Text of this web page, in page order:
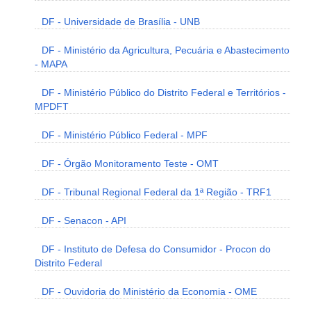
DF - Universidade de Brasília - UNB
DF - Ministério da Agricultura, Pecuária e Abastecimento
- MAPA
DF - Ministério Público do Distrito Federal e Territórios -
MPDFT
DF - Ministério Público Federal - MPF
DF - Órgão Monitoramento Teste - OMT
DF - Tribunal Regional Federal da 1ª Região - TRF1
DF - Senacon - API
DF - Instituto de Defesa do Consumidor - Procon do
Distrito Federal
DF - Ouvidoria do Ministério da Economia - OME